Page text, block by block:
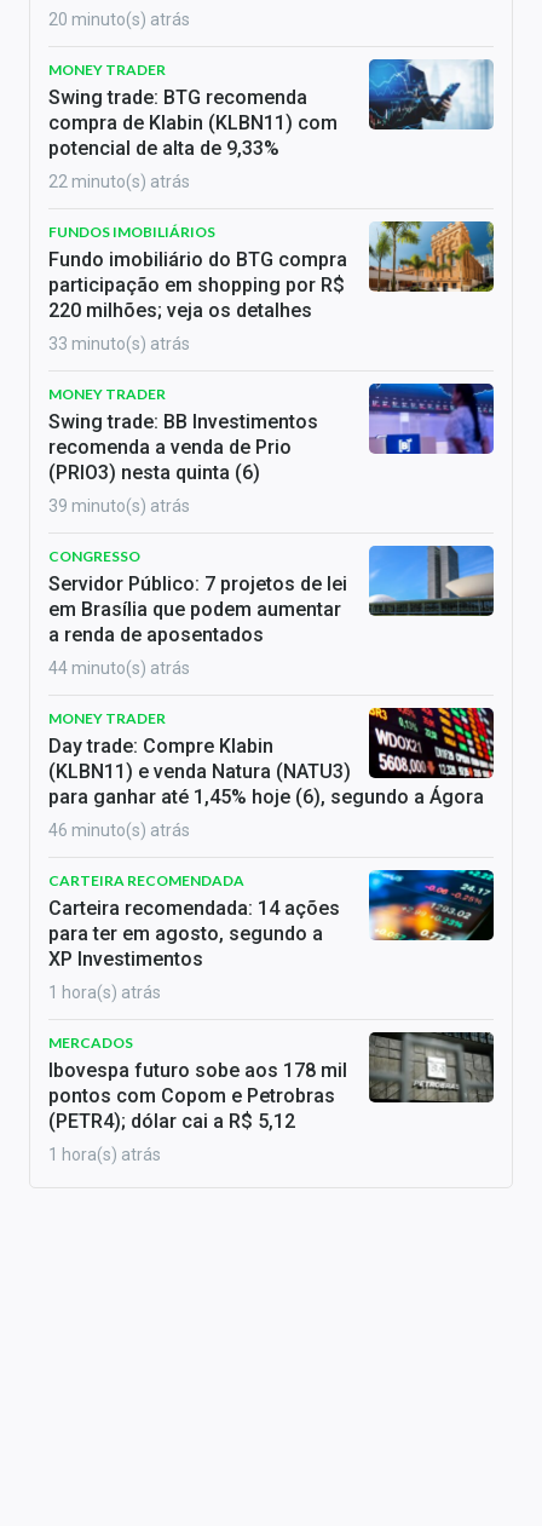
20 minuto(s) atrás
MONEY TRADER
Swing trade: BTG recomenda
compra de Klabin (KLBN11) com
potencial de alta de 9,33%
22 minuto(s) atrás
FUNDOS IMOBILIÁRIOS
Fundo imobiliário do BTG compra
participação em shopping por R$
220 milhões; veja os detalhes
33 minuto(s) atrás
MONEY TRADER
Swing trade: BB Investimentos
recomenda a venda de Prio
(PRIO3) nesta quinta (6)
39 minuto(s) atrás
CONGRESSO
Servidor Público: 7 projetos de lei
em Brasília que podem aumentar
a renda de aposentados
44 minuto(s) atrás
MONEY TRADER
Day trade: Compre Klabin
(KLBN11) e venda Natura (NATU3)
para ganhar até 1,45% hoje (6), segundo a Ágora
46 minuto(s) atrás
CARTEIRA RECOMENDADA
Carteira recomendada: 14 ações
para ter em agosto, segundo a
XP Investimentos
1 hora(s) atrás
MERCADOS
Ibovespa futuro sobe aos 178 mil
pontos com Copom e Petrobras
(PETR4); dólar cai a R$ 5,12
1 hora(s) atrás